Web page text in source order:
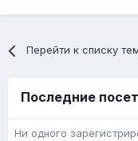
Перейти к списку
Последние
Ни одного